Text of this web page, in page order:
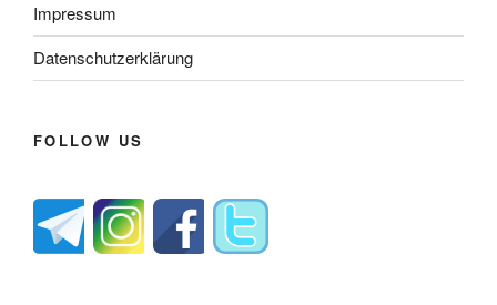
Impressum
Datenschutzerklärung
FOLLOW US